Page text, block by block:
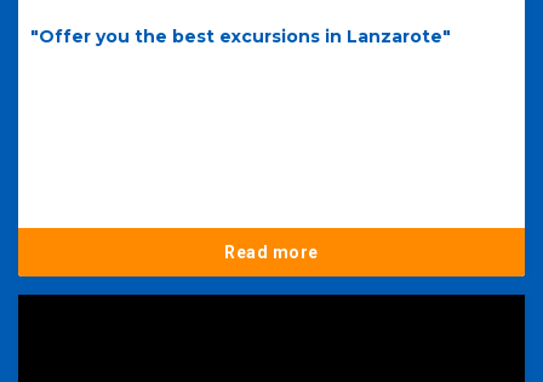
"Offer you the best excursions in Lanzarote"
Read more